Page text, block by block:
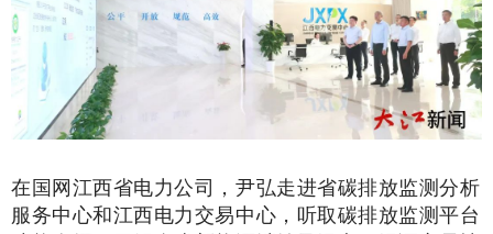
在国网江西省电力公司，尹弘走进省碳排放监测分析
服务中心和江西电力交易中心，听取碳排放监测平台